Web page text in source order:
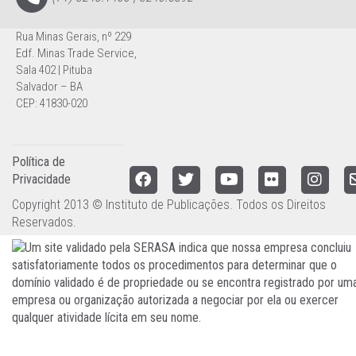
Rua Minas Gerais, nº 229
Edf. Minas Trade Service,
Sala 402 | Pituba
Salvador – BA
CEP: 41830-020
Política de
Privacidade
Copyright 2013 © Instituto de Publicações. Todos os Direitos
Reservados.